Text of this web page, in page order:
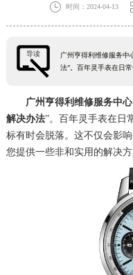
 时间：2024-04-13
导读
广州亨得利维修服务中
法”。百年灵手表在日
广州亨得利维修服务中心
解决办法”。百年灵手表在日
标有时会脱落。这不仅会影
您提供一些非和实用的解决